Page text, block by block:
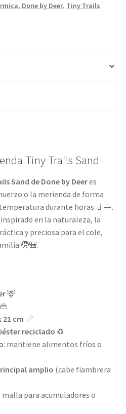
, Done by Deer, Tiny Trails
Tiny Trails Sand
Sand de Done by Deeres
o la merienda de forma
durante horas 🧃🥪.
en la naturaleza, la
y preciosa para el cole,
🧒🎒.
🦌
21 cm 📏
reciclado ♻️
: mantiene alimentos fríos o
amplio (cabe fiambrera
para acumuladores o